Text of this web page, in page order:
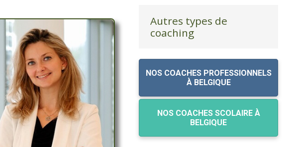
Autres types de
coaching
NOS COACHES PROFESSIONNELS
À BELGIQUE
NOS COACHES SCOLAIRE À
BELGIQUE